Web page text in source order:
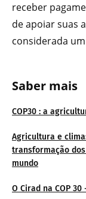
Saber mais
COP30 : a
Agricultura e
transformação
mundo
O Cirad na COP 30
receber
de apoiar suas
considerada